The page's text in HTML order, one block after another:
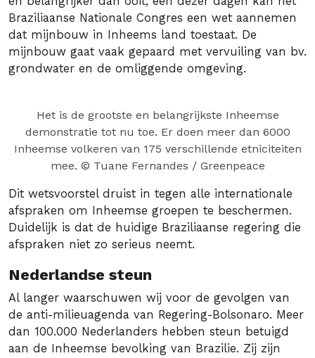
Braziliaanse Nationale Congres een wet aannemen
dat mijnbouw in Inheems land toestaat. De
mijnbouw gaat vaak gepaard met vervuiling van bv.
grondwater en de omliggende omgeving.
Het is de grootste en belangrijkste Inheemse
demonstratie tot nu toe. Er doen meer dan 6000
Inheemse volkeren van 175 verschillende etniciteiten
mee. © Tuane Fernandes / Greenpeace
Dit wetsvoorstel druist in tegen alle internationale
afspraken om Inheemse groepen te beschermen.
Duidelijk is dat de huidige Braziliaanse regering die
afspraken niet zo serieus neemt.
Nederlandse steun
Al langer waarschuwen wij voor de gevolgen van
de anti-milieuagenda van Regering-Bolsonaro. Meer
dan 100.000 Nederlanders hebben steun betuigd
aan de Inheemse bevolking van Brazilie. Zij zijn